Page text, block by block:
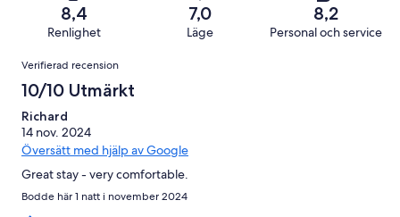
recensioner
recensioner
recensioner
betyg.
62
1000
recensioner
8,4
Renlighet
7,0
Läge
8,2
Personal och service
Recensioner
Verifierad recension
10/10 Utmärkt
Richard
14 nov. 2024
Översätt med hjälp av Google
Great stay - very comfortable.
Bodde här 1 natt i november 2024